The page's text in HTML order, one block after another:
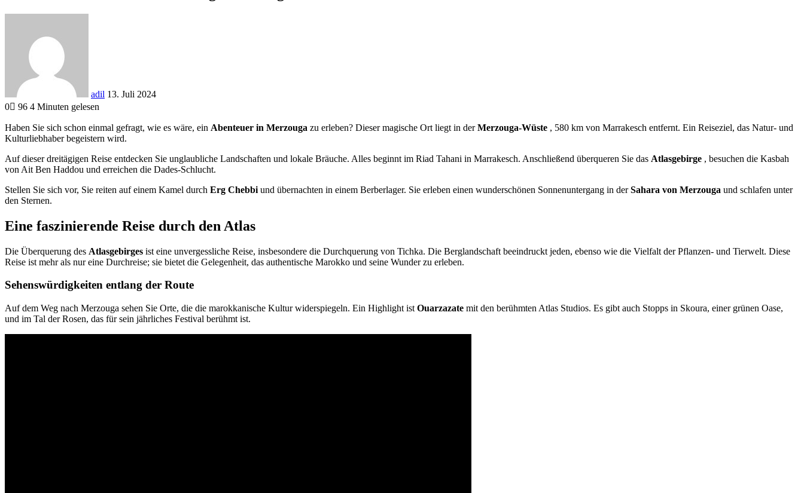
adil 13. Juli 2024
0
96 4 Minuten gelesen
Haben Sie sich schon einmal gefragt, wie es wäre, ein Abenteuer in Merzouga zu erleben? Dieser magische Ort liegt in derMerzouga-Wüste , 580 km von Marrakesch entfernt. Ein Reiseziel, das Natur- und
Kulturliebhaber begeistern wird.
Auf dieser dreitägigen Reise entdecken Sie unglaubliche Landschaften und lokale Bräuche. Alles beginnt im Riad Tahani in Marrakesch. Anschließend überqueren Sie das Atlasgebirge , besuchen die Kasbah
von Ait Ben Haddou und erreichen die Dades-Schlucht.
Stellen Sie sich vor, Sie reiten auf einem Kamel durch Erg Chebbi und übernachten in einem Berberlager. Sie erleben einen wunderschönen Sonnenuntergang in derSahara von Merzouga und schlafen unter
den Sternen.
Eine faszinierende Reise durch den Atlas
Die Überquerung des Atlasgebirges ist eine unvergessliche Reise, insbesondere die Durchquerung von Tichka. Die Berglandschaft beeindruckt jeden, ebenso wie die Vielfalt der Pflanzen- und Tierwelt. Diese
Reise ist mehr als nur eine Durchreise; sie bietet die Gelegenheit, das authentische Marokko und seine Wunder zu erleben.
Sehenswürdigkeiten entlang der Route
Auf dem Weg nach Merzouga sehen Sie Orte, die die marokkanische Kultur widerspiegeln. Ein Highlight ist Ouarzazate mit den berühmten Atlas Studios. Es gibt auch Stopps in Skoura, einer grünen Oase,
und im Tal der Rosen, das für sein jährliches Festival berühmt ist.